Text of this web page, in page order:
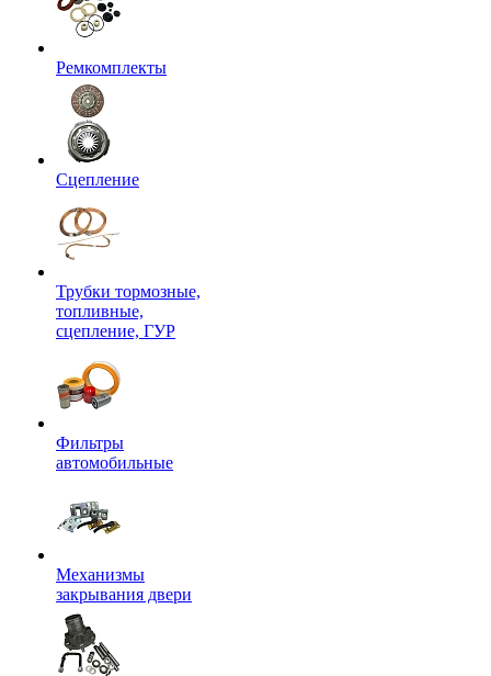
Ремкомплекты
Сцепление
Трубки тормозные,
топливные,
сцепление, ГУР
Фильтры
автомобильные
Механизмы
закрывания двери